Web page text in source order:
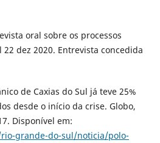
oral sobre os processos
dez 2020. Entrevista concedida
de Caxias do Sul já teve 25%
desde o início da crise. Globo,
Disponível em:
grande-do-sul/noticia/polo-